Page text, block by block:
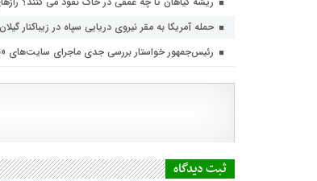
حمله آمریکا به مقر نیروی دریایی سپاه در زیباکنار گیلان
رئیس‌جمهور خواستار بررسی جدی ماجرای سایت‌های
ثبت دیدگاه